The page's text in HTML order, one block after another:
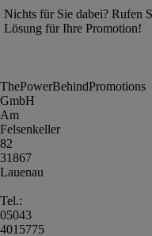
Nichts für Sie dabei? Rufen
Lösung für Ihre Promotion!
ThePowerBehindPromotions
GmbH
Am
Felsenkeller
82
31867
Lauenau
Tel.:
05043
4015775